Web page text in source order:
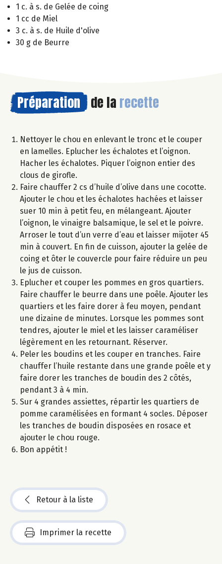
1 c. à s. de Gelée de coing
1 cc de Miel
3 c. à s. de Huile d'olive
30 g de Beurre
Préparation de la recette
Nettoyer le chou en enlevant le tronc et le couper
en lamelles. Eplucher les échalotes et l’oignon.
Hacher les échalotes. Piquer l’oignon entier des
clous de girofle.
Faire chauffer 2 cs d’huile d’olive dans une cocotte.
Ajouter le chou et les échalotes hachées et laisser
suer 10 min à petit feu, en mélangeant. Ajouter
l’oignon, le vinaigre balsamique, le sel et le poivre.
Arroser le tout d’un verre d’eau et laisser mijoter 45
min à couvert. En fin de cuisson, ajouter la gelée de
coing et ôter le couvercle pour faire réduire un peu
le jus de cuisson.
Eplucher et couper les pommes en gros quartiers.
Faire chauffer le beurre dans une poêle. Ajouter les
quartiers et les faire dorer à feu moyen, pendant
une dizaine de minutes. Lorsque les pommes sont
tendres, ajouter le miel et les laisser caraméliser
légèrement en les retournant. Réserver.
Peler les boudins et les couper en tranches. Faire
chauffer l’huile restante dans une grande poêle et y
faire dorer les tranches de boudin des 2 côtés,
pendant 3 à 4 min.
Sur 4 grandes assiettes, répartir les quartiers de
pomme caramélisées en formant 4 socles. Déposer
les tranches de boudin disposées en rosace et
ajouter le chou rouge.
Bon appétit !
Retour à la liste
Imprimer la recette